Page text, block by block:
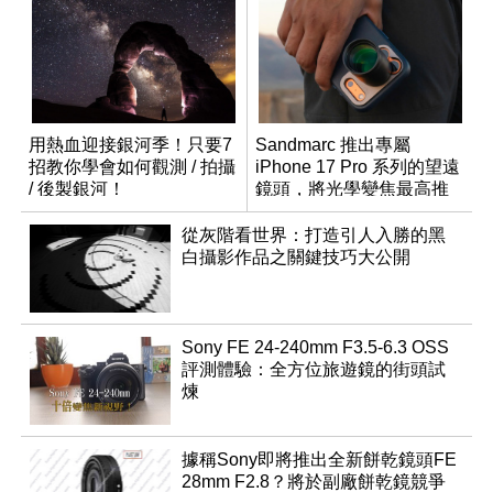
用熱血迎接銀河季！只要7
招教你學會如何觀測 / 拍攝
/ 後製銀河！
Sandmarc 推出專屬
iPhone 17 Pro 系列的望遠
鏡頭，將光學變焦最高推
升至 16 倍
從灰階看世界：打造引人入勝的黑
白攝影作品之關鍵技巧大公開
Sony FE 24-240mm F3.5-6.3 OSS
評測體驗：全方位旅遊鏡的街頭試
煉
據稱Sony即將推出全新餅乾鏡頭FE
28mm F2.8？將於副廠餅乾鏡競爭